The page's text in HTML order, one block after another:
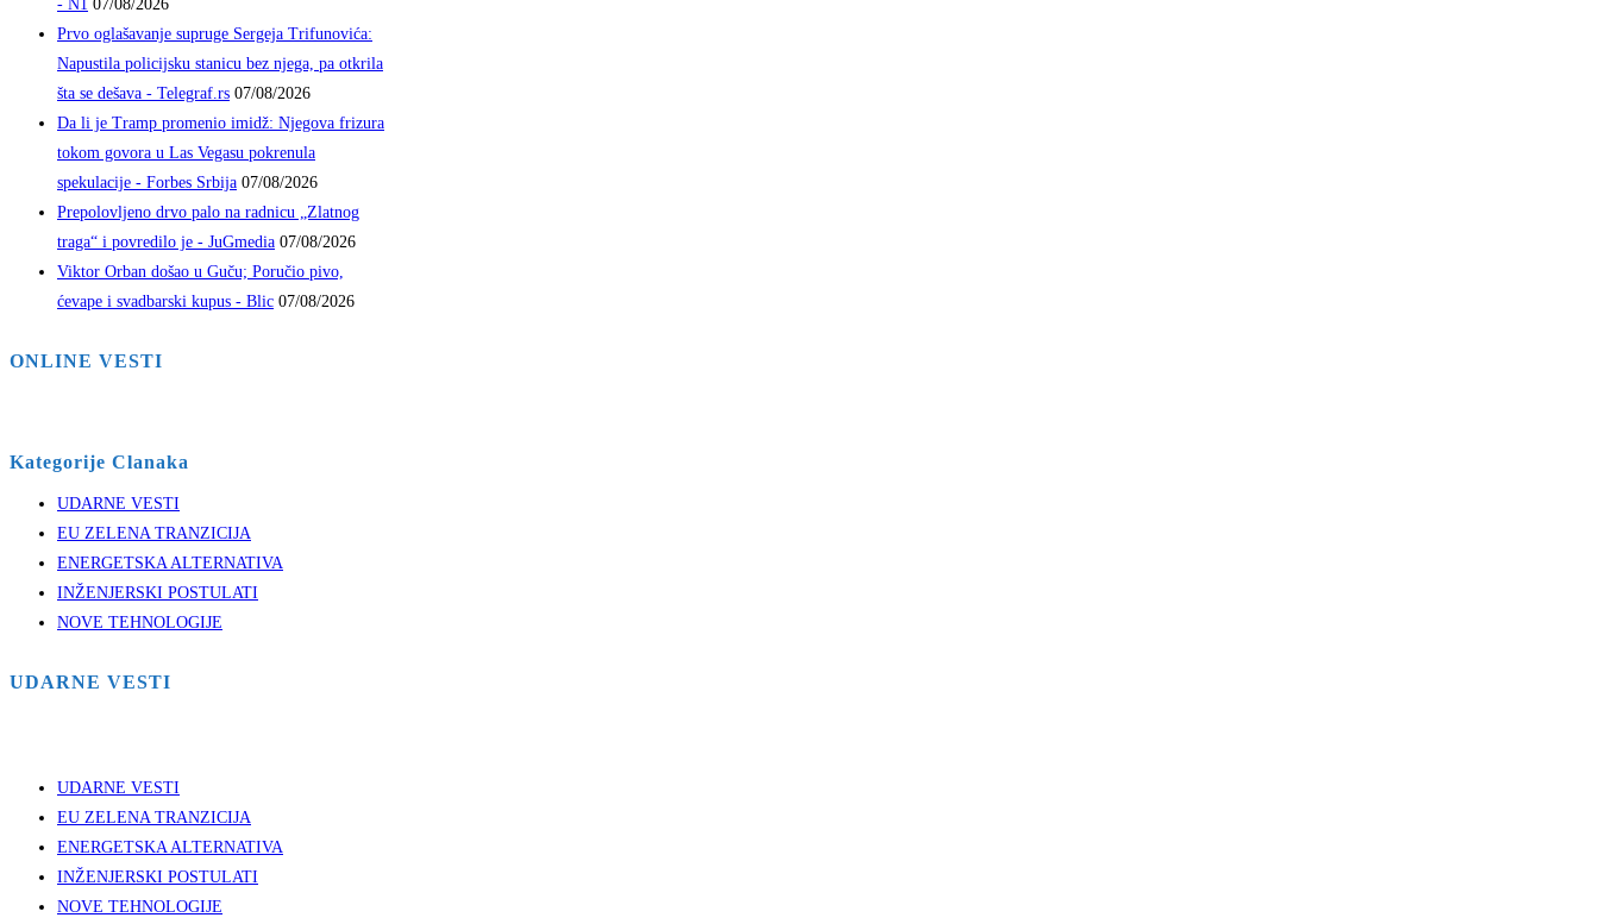
- N1 07/08/2026
Prvo oglašavanje supruge Sergeja Trifunovića:
Napustila policijsku stanicu bez njega, pa otkrila
šta se dešava - Telegraf.rs 07/08/2026
Da li je Tramp promenio imidž: Njegova frizura
tokom govora u Las Vegasu pokrenula
spekulacije - Forbes Srbija 07/08/2026
Prepolovljeno drvo palo na radnicu „Zlatnog
traga“ i povredilo je - JuGmedia 07/08/2026
Viktor Orban došao u Guču; Poručio pivo,
ćevape i svadbarski kupus - Blic 07/08/2026
ONLINE VESTI
Kategorije Clanaka
UDARNE VESTI
EU ZELENA TRANZICIJA
ENERGETSKA ALTERNATIVA
INŽENJERSKI POSTULATI
NOVE TEHNOLOGIJE
UDARNE VESTI
UDARNE VESTI
EU ZELENA TRANZICIJA
ENERGETSKA ALTERNATIVA
INŽENJERSKI POSTULATI
NOVE TEHNOLOGIJE